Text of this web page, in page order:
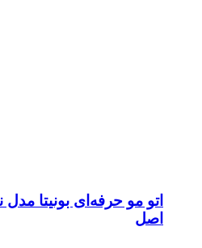
اتو مو حرفه‌ای بونیتا
اصل